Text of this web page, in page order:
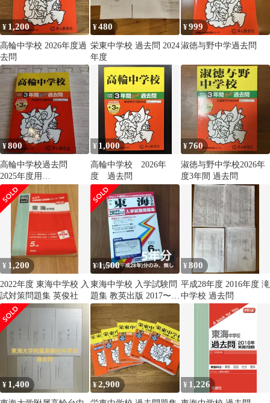
¥ 1,200
高輪中学校 2026年度過
去問
¥480
栄東中学校 過去問 2024
年度
¥999
淑徳与野中学過去問
¥800
高輪中学校過去問
2025年度用
(2024,2023,2022)
¥ 1,000
高輪中学校 2026年
度 過去問
¥760
淑徳与野中学校2026年
度3年間 過去問
¥ 1,200
2022年度 東海中学校 入
試対策問題集 英俊社
¥1,500
東海中学校 入学試験問
題集 教英出版 2017〜
2021年 5年分過去問
¥800
平成28年度 2016年度 滝
中学校 過去問
¥ 1,400 ¥2,900 ¥ 1,226